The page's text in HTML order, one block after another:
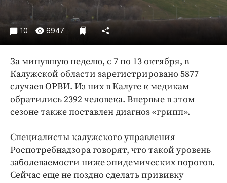
Спорт
Экономика и бизнес
ПРОЕКТЫ
Блоги
Издания
Медиаперсона
Интересное чтиво
Бренд года
Работодатель года
10 6947
За минувшую неделю, с 7 по 13 октября, в
Калужской области зарегистрировано 5877
случаев ОРВИ. Из них в Калуге к медикам
обратились 2392 человека. Впервые в этом
сезоне также поставлен диагноз «грипп».
Специалисты калужского управления
Роспотребнадзора говорят, что такой уровень
заболеваемости ниже эпидемических порогов.
Сейчас еще не поздно сделать прививку